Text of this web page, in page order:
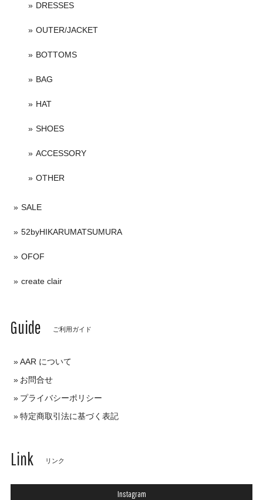
DRESSES
OUTER/JACKET
BOTTOMS
BAG
HAT
SHOES
ACCESSORY
OTHER
SALE
52byHIKARUMATSUMURA
OFOF
create clair
Guide ご利用ガイド
AAR について
お問合せ
プライバシーポリシー
特定商取引法に基づく表記
Link リンク
Instagram